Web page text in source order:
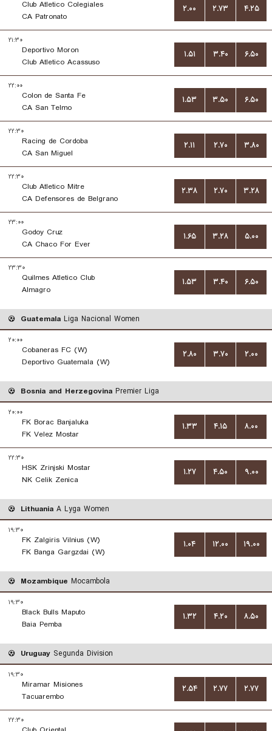
Club Atletico Colegiales
CA Patronato
۲.۰۰ ۲.۷۳ ۴.۲۵
۲۱:۳۰
Deportivo Moron
Club Atletico Acassuso
۱.۵۱ ۳.۴۰ ۶.۵۰
۲۲:۰۰
Colon de Santa Fe
CA San Telmo
۱.۵۳ ۳.۵۰ ۶.۵۰
۲۲:۳۰
Racing de Cordoba
CA San Miguel
۲.۱۱ ۲.۷۰ ۳.۸۰
۲۲:۳۰
Club Atletico Mitre
CA Defensores de Belgrano
۲.۳۸ ۲.۷۰ ۳.۲۸
۲۳:۰۰
Godoy Cruz
CA Chaco For Ever
۱.۶۵ ۳.۲۸ ۵.۰۰
۲۳:۳۰
Quilmes Atletico Club
Almagro
۱.۵۳ ۳.۴۰ ۶.۵۰
Guatemala Liga Nacional Women
۲۰:۰۰
Cobaneras FC (W)
Deportivo Guatemala (W)
۲.۸۰ ۳.۷۰ ۲.۰۰
Bosnia and Herzegovina Premier Liga
۲۰:۰۰
FK Borac Banjaluka
FK Velez Mostar
۱.۳۳ ۴.۱۵ ۸.۰۰
۲۲:۳۰
HSK Zrinjski Mostar
NK Celik Zenica
۱.۲۷ ۴.۵۰ ۹.۰۰
Lithuania A Lyga Women
۱۹:۳۰
FK Zalgiris Vilnius (W)
FK Banga Gargzdai (W)
۱.۰۴ ۱۲.۰۰ ۱۹.۰۰
Mozambique Mocambola
۱۹:۳۰
Black Bulls Maputo
Baia Pemba
۱.۳۲ ۴.۲۰ ۸.۵۰
Uruguay Segunda Division
۱۹:۳۰
Miramar Misiones
Tacuarembo
۲.۵۴ ۲.۷۷ ۲.۷۷
۲۲:۳۰